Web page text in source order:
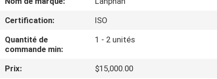
SUJET
DE
NOUS
Certification:
ISO
Quantité de
commande min:
1 - 2 unités
Prix:
$15,000.00